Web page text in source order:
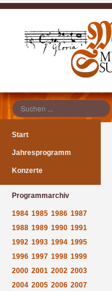
Start
Jahresprogramm
Konzerte
Programmarchiv
1984 1985 1986 1987
1988 1989 1990 1991
1992 1993 1994 1995
1996 1997 1998 1999
2000 2001 2002 2003
2004 2005 2006 2007